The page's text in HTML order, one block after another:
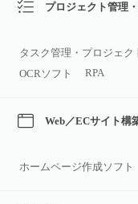
プロジェクト管理
タスク管理・プロジェク
OCRソフト
RPA
Web／ECサイト構
ホームページ作成ソフト